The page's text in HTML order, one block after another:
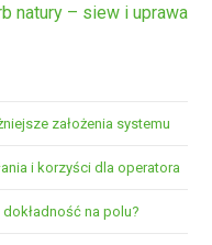
natury – siew i uprawa
założenia systemu
i korzyści dla operatora
dokładność na polu?